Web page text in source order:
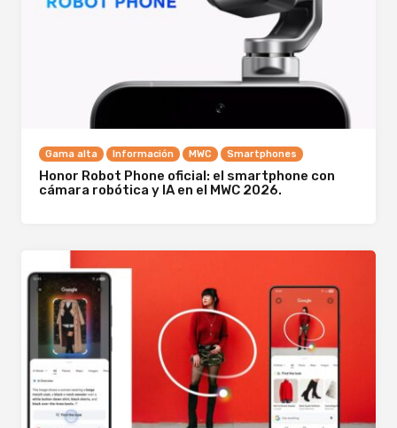
Gama alta Información MWC Smartphones
Honor Robot Phone oficial: el smartphone con
cámara robótica y IA en el MWC 2026.